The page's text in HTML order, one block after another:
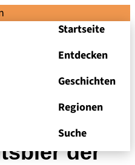
Startseite
Entdecken
Geschichten
Regionen
Suche
für
der